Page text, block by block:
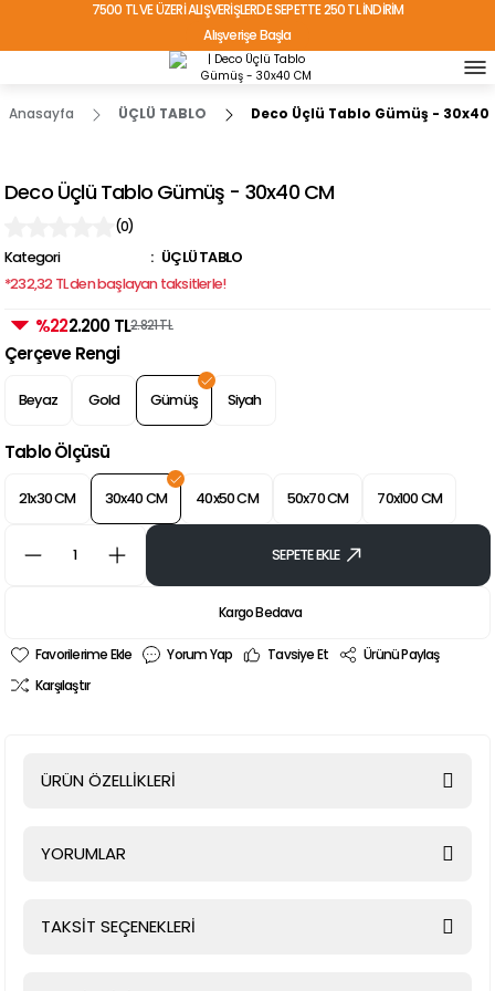
7500 TL VE ÜZERİ ALIŞVERİŞLERDE SEPETTE 250 TL İNDİRİM
Alışverişe Başla
TÜRKİYE'NİN HER YERİNE ÜCRETSİZ KARGO!
Anasayfa ÜÇLÜ TABLO Deco Üçlü Tablo Gümüş - 30x40
Deco Üçlü Tablo Gümüş - 30x40 CM
(0)
Kategori
ÜÇLÜ TABLO
*232,32 TL den başlayan taksitlerle!
%222.200 TL2.821 TL
Çerçeve Rengi
Beyaz Gold Gümüş Siyah
Tablo Ölçüsü
21x30 CM 30x40 CM 40x50 CM 50x70 CM 70x100 CM
SEPETE EKLE
Kargo Bedava
Yorum Yap Tavsiye Et
Ürünü Paylaş
Karşılaştır
ÜRÜN ÖZELLİKLERİ
YORUMLAR
TAKSİT SEÇENEKLERİ